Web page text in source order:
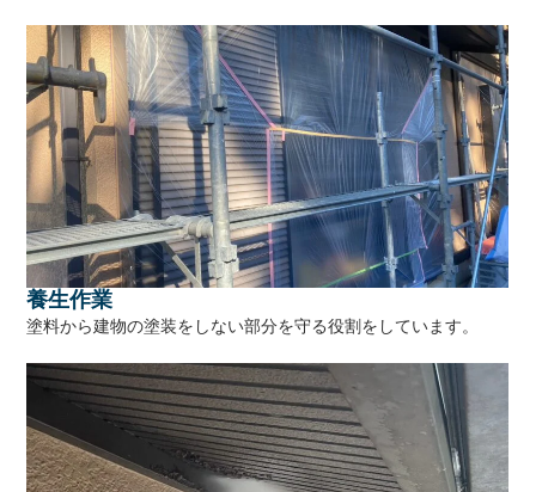
養生作業
塗料から建物の塗装をしない部分を守る役割をしています。